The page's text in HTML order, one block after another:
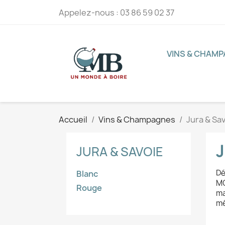
Appelez-nous : 03 86 59 02 37
VINS &
Accueil Vins & Champagnes Jura &
JURA & SAVOIE
Blanc
Rouge